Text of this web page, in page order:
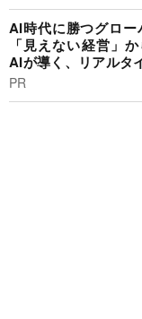
AI時代に勝つグロ
「見えない経営」
AIが導く、リアルタ
PR